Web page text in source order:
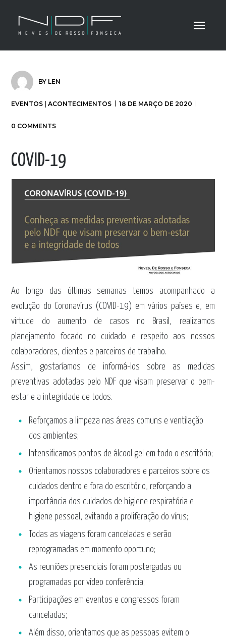
BY LEN
EVENTOS | ACONTECIMENTOS 18 DE MARÇO DE 2020
0 COMMENTS
COVID-19
Ao longo das últimas semanas temos acompanhado a
evolução do Coronavírus (COVID-19) em vários países e, em
virtude do aumento de casos no Brasil, realizamos
planejamento focado no cuidado e respeito aos nossos
colaboradores, clientes e parceiros de trabalho.
Assim, gostaríamos de informá-los sobre as medidas
preventivas adotadas pelo NDF que visam preservar o bem-
estar e a integridade de todos.
Reforçamos a limpeza nas áreas comuns e ventilação
dos ambientes;
Intensificamos pontos de álcool gel em todo o escritório;
Orientamos nossos colaboradores e parceiros sobre os
cuidados dentro e fora do escritório, reforçando a
importância dos cuidados de higiene respiratória e
higiene pessoal, evitando a proliferação do vírus;
Todas as viagens foram canceladas e serão
reprogramadas em momento oportuno;
As reuniões presenciais foram postergadas ou
programadas por vídeo conferência;
Participações em eventos e congressos foram
canceladas;
Além disso, orientamos que as pessoas evitem o